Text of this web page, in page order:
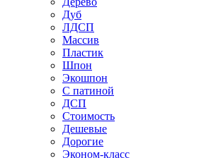
Дуб
ЛДСП
Массив
Пластик
Шпон
Экошпон
С патиной
ДСП
Стоимость
Дешевые
Дорогие
Эконом-класс